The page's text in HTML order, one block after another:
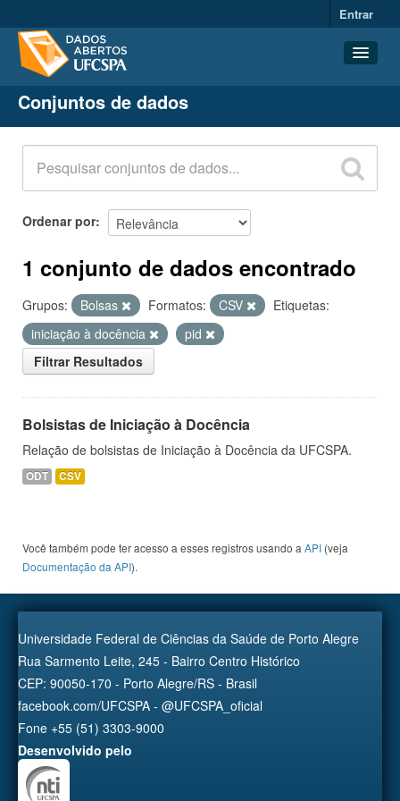
Entrar
Conjuntos de dados
Organizações
Grupos
Sobre
Conjuntos de dados
Ordenar por
1 conjunto de dados encontrado
Grupos: Bolsas Formatos: CSV
Etiquetas:
iniciação à docência
pid
Filtrar Resultados
Bolsistas de Iniciação à Docência
Relação de bolsistas de Iniciação à Docência da UFCSPA.
ODT CSV
Você também pode ter acesso a esses registros usando a API (veja
Documentação da API).
Universidade Federal de Ciências da Saúde de Porto Alegre
Rua Sarmento Leite, 245 - Bairro Centro Histórico
CEP: 90050-170 - Porto Alegre/RS - Brasil
facebook.com/UFCSPA - @UFCSPA_oficial
Fone +55 (51) 3303-9000
Desenvolvido pelo